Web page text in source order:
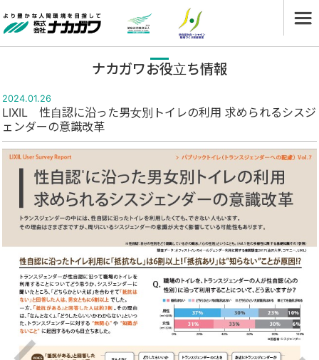
ナカガワお役立ち情報
2024.01.26
LIXIL 性自認に沿った男女別トイレの利用 求められるシスジ
ェンダーの意識改革